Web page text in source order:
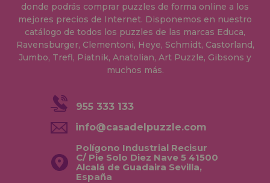
donde podrás comprar puzzles de forma online a los
mejores precios de Internet. Disponemos en nuestro
catálogo de todos los puzzles de las marcas Educa,
Ravensburger, Clementoni, Heye, Schmidt, Castorland,
Jumbo, Trefl, Piatnik, Anatolian, Art Puzzle, Gibsons y
muchos más.
955 333 133
info@casadelpuzzle.com
Polígono Industrial Recisur
C/ Pie Solo Diez Nave 5 41500
Alcalá de Guadaira Sevilla,
España